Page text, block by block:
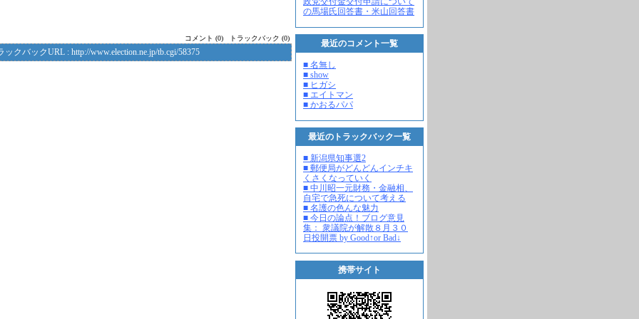
の馬場氏回答書・米山回答書
最近のコメント一覧
■ 名無し
■ show
■ ヒガシ
■ エイトマン
■ かおるパパ
最近のトラックバック一覧
■ 新潟県知事選2
■ 郵便局がどんどんインチキ
くさくなっていく
■ 中川昭一元財務・金融相、
自宅で急死について考える
■ 名護の色んな魅力
■ 今日の論点！ブログ意見
集： 衆議院が解散８月３０
日投開票 by Good↑or Bad↓
携帯サイト
コメント (0) トラックバック (0)
ックバックURL : http://www.election.ne.jp/tb.cgi/58375